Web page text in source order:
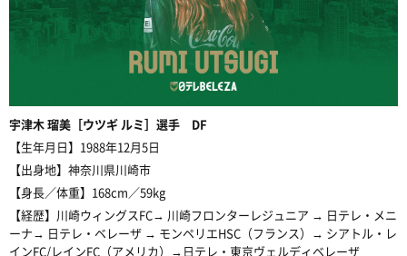
宇津木瑠美［ウツギ ルミ］選手 DF
【生年月日】1988年12月5日
【出身地】神奈川県川崎市
【身長／体重】168cm／59kg
【経歴】川崎ウィングスFC→ 川崎フロンターレジュニア → 日テレ・メニ
ーナ→ 日テレ・ベレーザ → モンペリエHSC（フランス）→ シアトル・レ
インFC/レインFC（アメリカ）→日テレ・東京ヴェルディベレーザ